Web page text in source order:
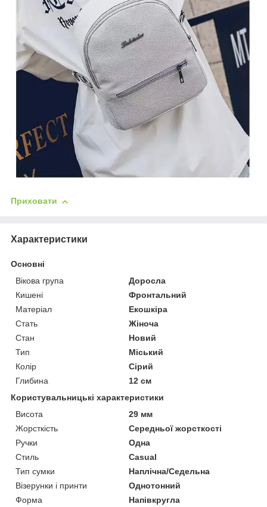
Приховати
Характеристики
Основні
Вікова група
Доросла
Кишені
Фронтальний
Матеріал
Екошкіра
Стать
Жіноча
Стан
Новий
Тип
Міський
Колір
Сірий
Глибина
12 см
Користувальницькі характеристики
Висота
29 мм
Жорсткість
Середньої жорсткості
Ручки
Одна
Стиль
Casual
Тип сумки
Наплічна/Седельна
Візерунки і принти
Однотонний
Форма
Напівкругла